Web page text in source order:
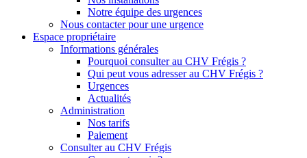
Notre équipe des urgences
Nous contacter pour une urgence
Espace propriétaire
Informations générales
Pourquoi consulter au CHV Frégis ?
Qui peut vous adresser au CHV Frégis ?
Urgences
Actualités
Administration
Nos tarifs
Paiement
Consulter au CHV Frégis